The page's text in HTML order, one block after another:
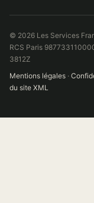
© 2026 Les Services
RCS Paris
3812Z
Mentions légales ·
du site XML